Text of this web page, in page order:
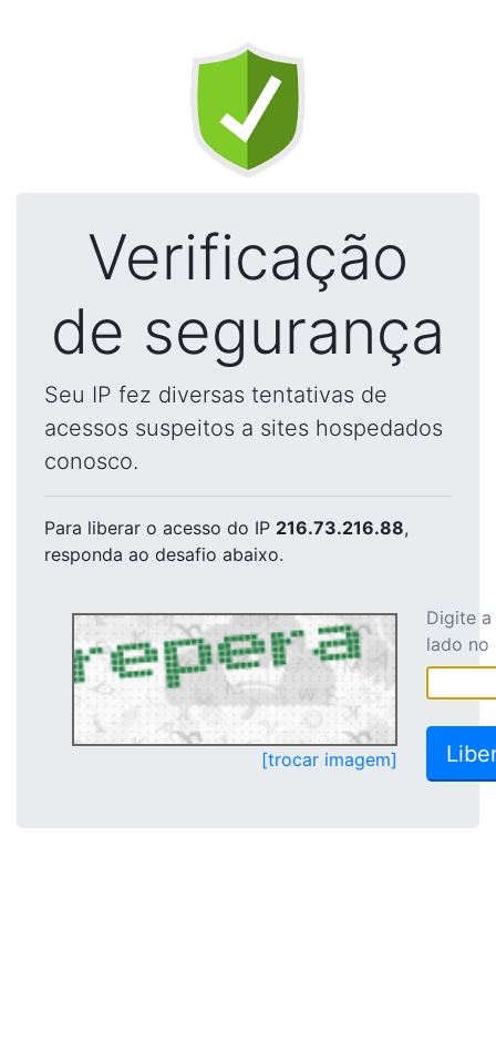
Verificação
de segurança
Seu IP fez diversas tentativas de
acessos suspeitos a sites hospedados
conosco.
Para liberar o acesso do IP 216.73.216.88,
responda ao desafio abaixo.
[trocar imagem]
Digite
lado no